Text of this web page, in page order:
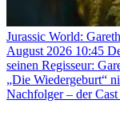
Jurassic World:
August 2026 10:45
seinen Regisseur:
„Die Wiedergeburt“
Nachfolger – der